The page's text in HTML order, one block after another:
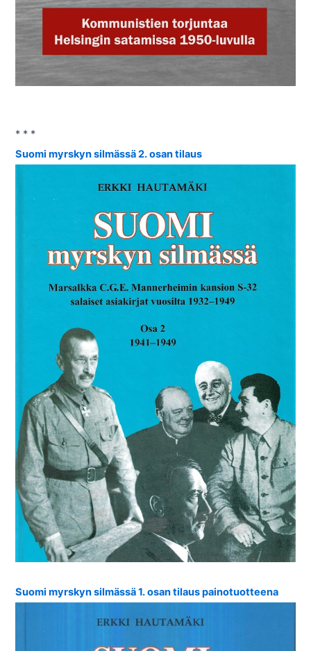
* * *
Suomi myrskyn silmässä 2. osan tilaus
Suomi myrskyn silmässä 1. osan tilaus painotuotteena